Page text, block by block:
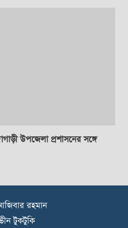
উপজেলা প্রশাসনের সঙ্গে
রহমান
টুকটুকি